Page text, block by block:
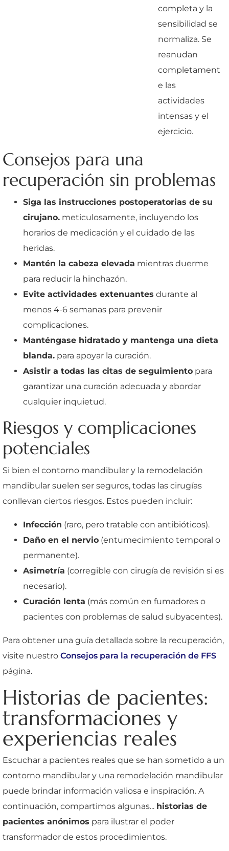
completa y la
sensibilidad se
normaliza. Se
reanudan
completament
e las
actividades
intensas y el
ejercicio.
Consejos para una
recuperación sin problemas
Siga las instrucciones postoperatorias de su
cirujano. meticulosamente, incluyendo los
horarios de medicación y el cuidado de las
heridas.
Mantén la cabeza elevada mientras duerme
para reducir la hinchazón.
Evite actividades extenuantes durante al
menos 4-6 semanas para prevenir
complicaciones.
Manténgase hidratado y mantenga una dieta
blanda. para apoyar la curación.
Asistir a todas las citas de seguimiento para
garantizar una curación adecuada y abordar
cualquier inquietud.
Riesgos y complicaciones
potenciales
Si bien el contorno mandibular y la remodelación
mandibular suelen ser seguros, todas las cirugías
conllevan ciertos riesgos. Estos pueden incluir:
Infección (raro, pero tratable con antibióticos).
Daño en el nervio (entumecimiento temporal o
permanente).
Asimetría (corregible con cirugía de revisión si es
necesario).
Curación lenta (más común en fumadores o
pacientes con problemas de salud subyacentes).
Para obtener una guía detallada sobre la recuperación,
visite nuestro Consejos para la recuperación de FFS
página.
Historias de pacientes:
transformaciones y
experiencias reales
Escuchar a pacientes reales que se han sometido a un
contorno mandibular y una remodelación mandibular
puede brindar información valiosa e inspiración. A
continuación, compartimos algunas... historias de
pacientes anónimos para ilustrar el poder
transformador de estos procedimientos.